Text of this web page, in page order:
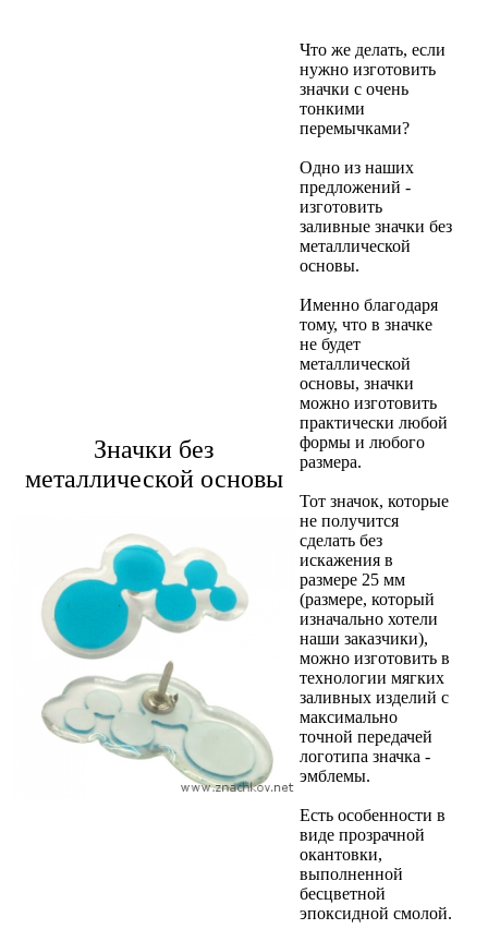
Значки без
металлической основы
Что же делать, если
нужно изготовить
значки с очень
тонкими
перемычками?
Одно из наших
предложений -
изготовить
заливные значки без
металлической
основы.
Именно благодаря
тому, что в значке
не будет
металлической
основы, значки
можно изготовить
практически любой
формы и любого
размера.
Тот значок, которые
не получится
сделать без
искажения в
размере 25 мм
(размере, который
изначально хотели
наши заказчики),
можно изготовить в
технологии мягких
заливных изделий с
максимально
точной передачей
логотипа значка -
эмблемы.
Есть особенности в
виде прозрачной
окантовки,
выполненной
бесцветной
эпоксидной смолой.